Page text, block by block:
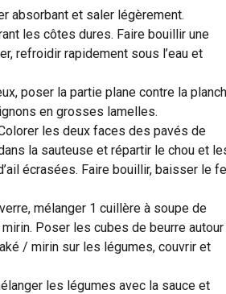
absorbant et saler légèrement.
les côtes dures. Faire bouillir une
refroidir rapidement sous l’eau et
poser la partie plane contre la
en grosses lamelles.
les deux faces des pavés de
la sauteuse et répartir le chou et
écrasées. Faire bouillir, baisser le
mélanger 1 cuillère à soupe de
Poser les cubes de beurre autour
/ mirin sur les légumes, couvrir et
les légumes avec la sauce et